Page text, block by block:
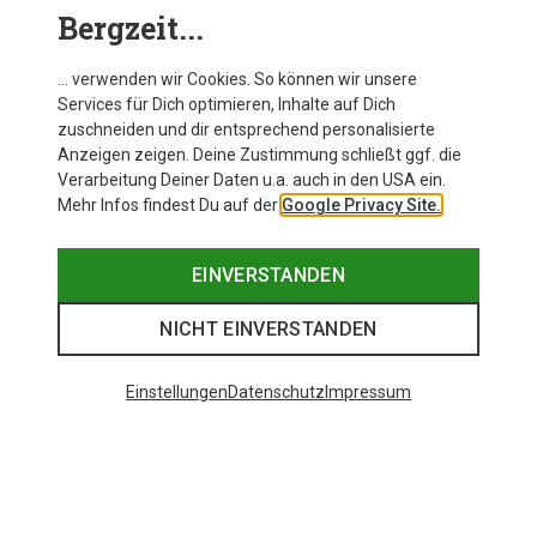
Bergzeit...
… verwenden wir Cookies. So können wir unsere
Services für Dich optimieren, Inhalte auf Dich
zuschneiden und dir entsprechend personalisierte
Anzeigen zeigen. Deine Zustimmung schließt ggf. die
Verarbeitung Deiner Daten u.a. auch in den USA ein.
Mehr Infos findest Du auf der Google Privacy Site.
EINVERSTANDEN
NICHT EINVERSTANDEN
EinstellungenDatenschutz Impressum